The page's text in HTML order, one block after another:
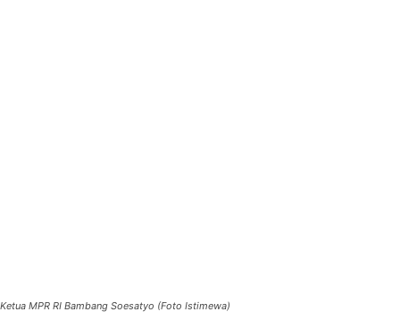
Ketua MPR RI Bambang Soesatyo (Foto Istimewa)